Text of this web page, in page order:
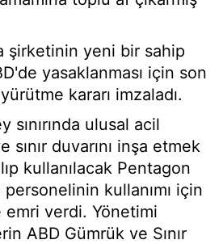
şirketinin yeni bir sahip
yasaklanması için son
kararı imzaladı.
sınırında ulusal acil
duvarını inşa etmek
kullanılacak Pentagon
personelinin kullanımı için
verdi. Yönetimi
ABD Gümrük ve Sınır